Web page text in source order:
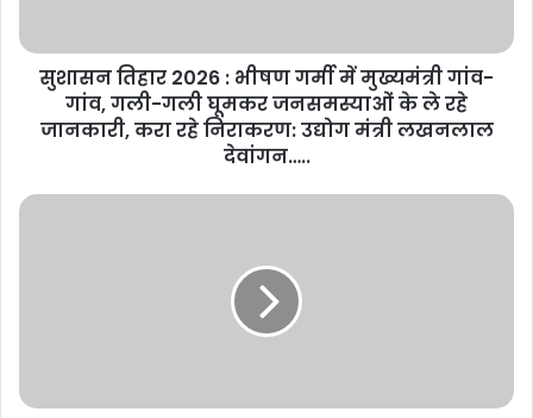
सुशासन तिहार 2026 : भीषण गर्मी में मुख्यमंत्री गांव-
गांव, गली-गली घूमकर जनसमस्याओं के ले रहे
जानकारी, करा रहे निराकरण: उद्योग मंत्री लखनलाल
देवांगन…..